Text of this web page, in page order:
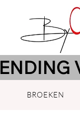
BROEKEN